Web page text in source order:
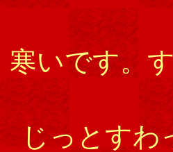
寒いです。
じっとすわ